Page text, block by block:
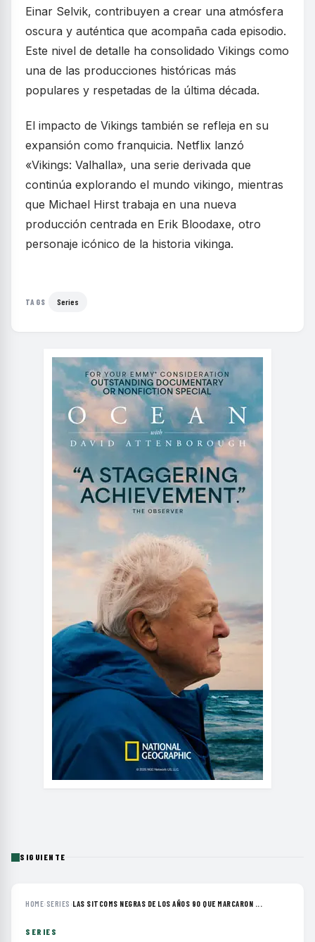
Einar Selvik, contribuyen a crear una atmósfera
oscura y auténtica que acompaña cada episodio.
Este nivel de detalle ha consolidado Vikings como
una de las producciones históricas más
populares y respetadas de la última década.
El impacto de Vikings también se refleja en su
expansión como franquicia. Netflix lanzó
«Vikings: Valhalla», una serie derivada que
continúa explorando el mundo vikingo, mientras
que Michael Hirst trabaja en una nueva
producción centrada en Erik Bloodaxe, otro
personaje icónico de la historia vikinga.
TAGS Series
SIGUIENTE
HOME› SERIES ›LAS SITCOMS NEGRAS DE LOS AÑOS 90 QUE MARCARON ...
SERIES